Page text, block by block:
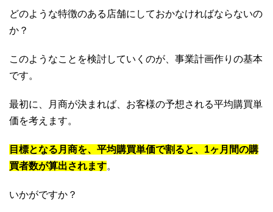
どのような特徴のある店舗にしておかなければならないの
か？
このようなことを検討していくのが、事業計画作りの基本
です。
最初に、月商が決まれば、お客様の予想される平均購買単
価を考えます。
目標となる月商を、平均購買単価で割ると、1ヶ月間の購
買者数が算出されます。
いかがですか？